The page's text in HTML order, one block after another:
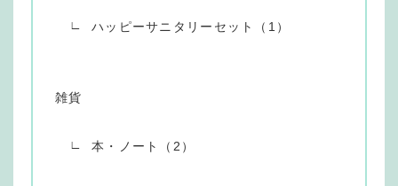
ハッピーサニタリーセット（1）
雑貨
本・ノート（2）